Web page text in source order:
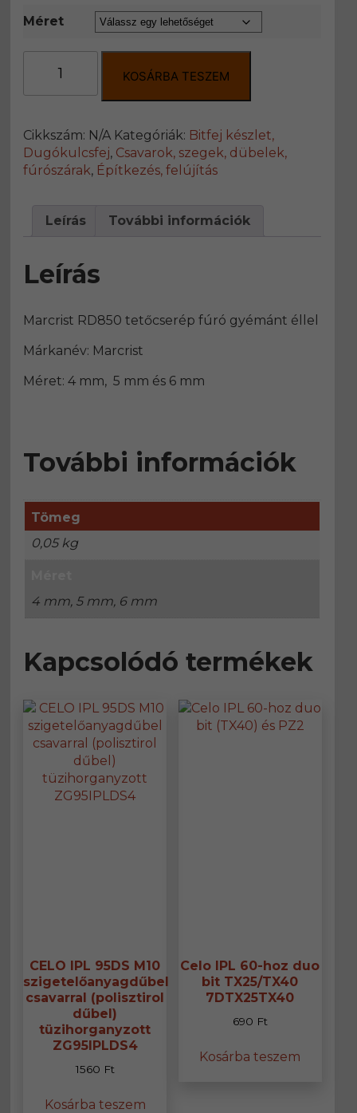
Méret
RD850
tetőcserép
gyémánt
éllel
mennyiség
KOSÁRBA TESZEM
Cikkszám: N/A Kategóriák: Bitfej készlet,
Dugókulcsfej, Csavarok, szegek, dübelek,
fúrószárak, Építkezés, felújítás
Leírás További információk
Leírás
Marcrist RD850 tetőcserép fúró gyémánt éllel
Márkanév: Marcrist
Méret: 4 mm, 5 mm és 6 mm
További információk
Tömeg
0,05 kg
4 mm, 5 mm, 6 mm
Kapcsolódó termékek
CELO IPL 95DS M10
szigetelőanyagdűbel
csavarral (polisztirol
dűbel)
tüzihorganyzott
ZG95IPLDS4
1560 Ft
Kosárba teszem
Celo IPL 60-hoz duo
bit TX25/TX40
7DTX25TX40
690 Ft
Kosárba teszem